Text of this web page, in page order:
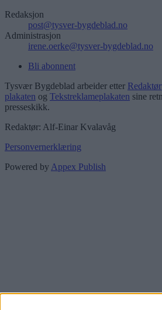
Redaksjon
post@tysver-bygdeblad.no
Administrasjon
irene.oerke@tysver-bygdeblad.no
Bli abonnent
Tysvær Bygdeblad arbeider etter
plakaten og Tekstreklameplakaten sine
presseskikk.
Redaktør: Alf-Einar Kvalavåg
Personvernerklæring
Powered by Appex Publish